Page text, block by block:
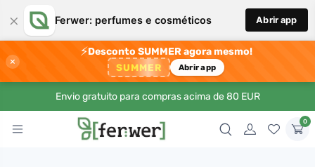
× Ferwer: perfumes e cosméticos Abrir app
×
⚡Desconto SUMMER agora mesmo!
SUMMER Abrir app
Envio gratuito para compras acima de 80 EUR
0